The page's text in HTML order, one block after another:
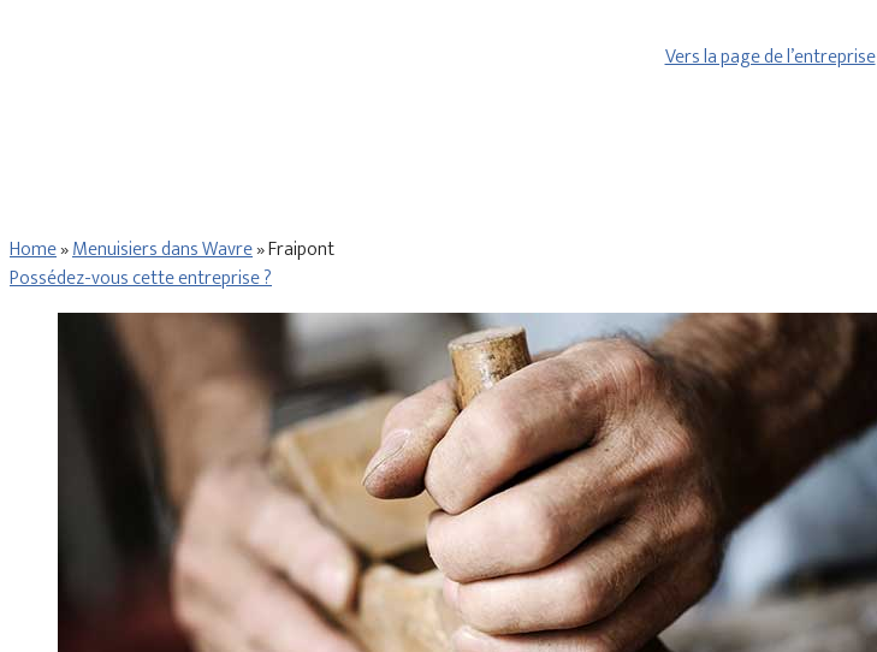
Vers la page de l’entreprise
Home»Menuisiers dans Wavre»Fraipont
Possédez-vous cette entreprise ?